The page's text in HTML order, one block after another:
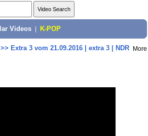
Videos K-POP
Extra 3 vom 21.09.2016 | extra 3 | NDR More